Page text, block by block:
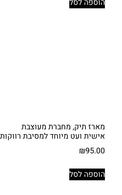
הוספה לסל
מארז תיק, מחברת מעוצבת
אישית ועט מיוחד למסיבת רווקות
₪95.00
הוספה לסל